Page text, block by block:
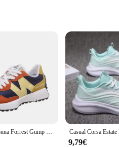
a fashion statement but a
sandals are the epitome of
the ideal choice. Their versatile
them a practical choice for any
Scarpe da donna Forrest Gump da corsa alla moda e versatili, suola spessa, scarpe sportive casual ammortizzanti e resistenti all'usura
9,79€